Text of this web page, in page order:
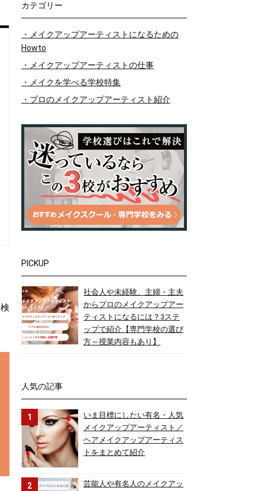
カテゴリー
・メイクアップアーティストになるための
Howto
・メイクアップアーティストの仕事
・メイクを学べる学校特集
・プロのメイクアップアーティスト紹介
PICKUP
社会人や未経験、主婦・主夫
からプロのメイクアップアー
ティストになるには？3ステ
ップで紹介【専門学校の選び
方～授業内容もあり】
人気の記事
いま目標にしたい有名・人気
メイクアップアーティスト／
ヘアメイクアップアーティス
トをまとめて紹介
芸能人や有名人のメイクアッ